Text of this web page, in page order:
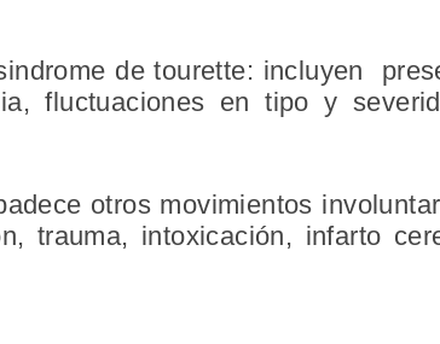
de tourette: incluyen
fluctuaciones en tipo y
otros movimientos
trauma, intoxicación, infarto